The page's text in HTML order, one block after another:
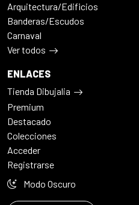
Arquitectura/Edificios
Banderas/Escudos
Carnaval
Ver todos
ENLACES
Tienda Dibujalia
Premium
Destacado
Colecciones
Acceder
Registrarse
Modo Oscuro